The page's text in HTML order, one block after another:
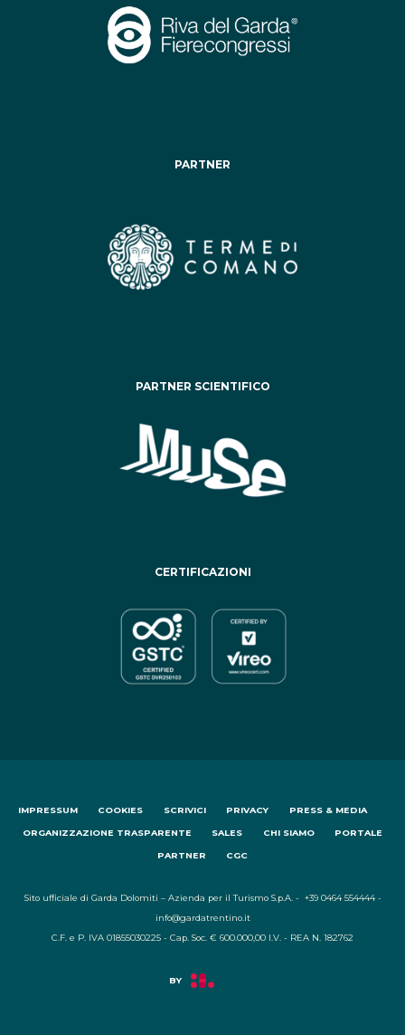
PARTNER
PARTNER SCIENTIFICO
CERTIFICAZIONI
IMPRESSUM COOKIES SCRIVICI PRIVACY PRESS & MEDIA
ORGANIZZAZIONE TRASPARENTE SALES CHI SIAMO PORTALE
PARTNER CGC
Sito ufficiale di Garda Dolomiti – Azienda per il Turismo S.p.A. - +39 0464 554444 -
info@gardatrentino.it
C.F. e P. IVA 01855030225 - Cap. Soc. € 600.000,00 I.V. - REA N. 182762